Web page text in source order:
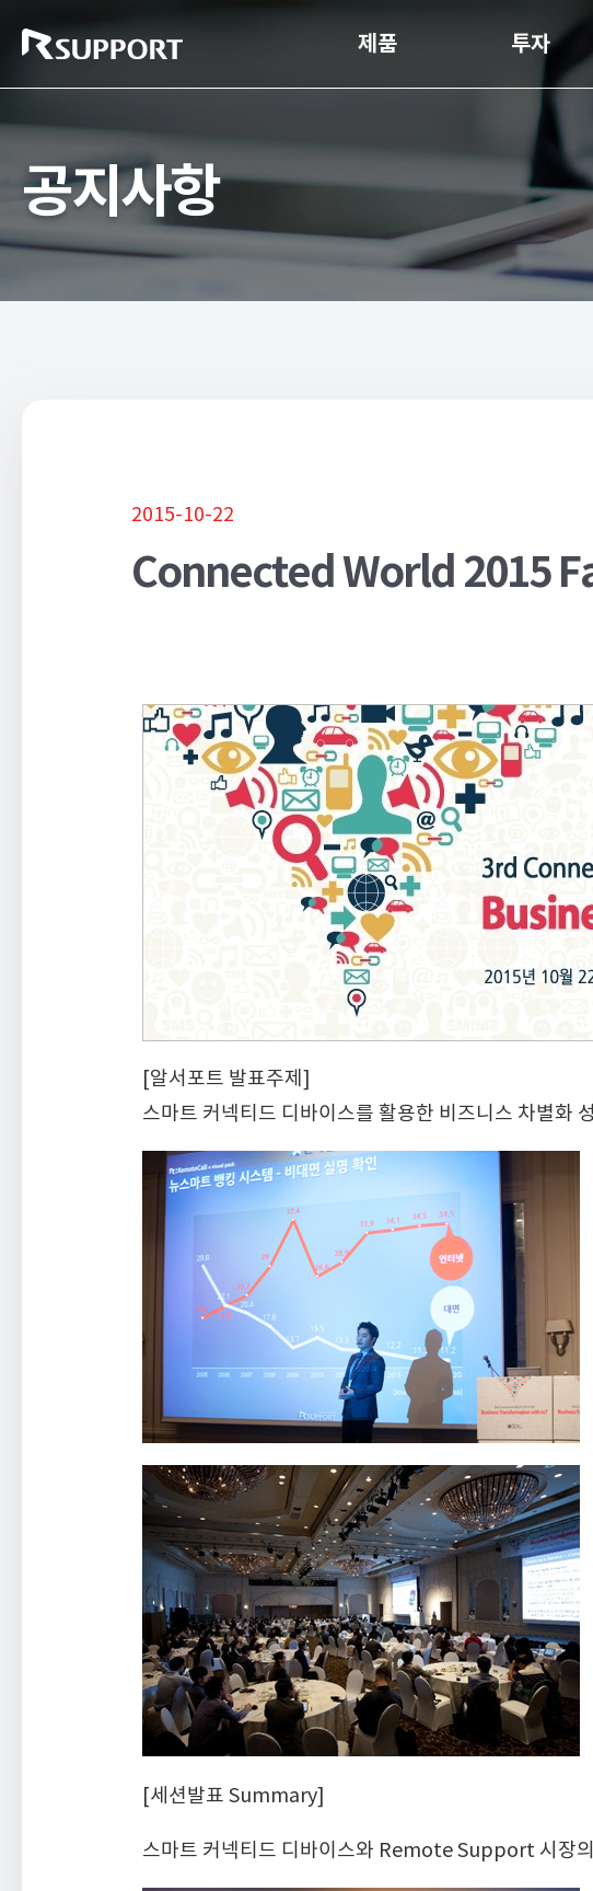
제품 투자
공지사항
2015-10-22
Connected World 2015
[알서포트 발표주제]
스마트 커넥티드 디바이스를 활용한 비즈니스 차별화
[세션발표 Summary]
스마트 커넥티드 디바이스와 Remote Support 시장